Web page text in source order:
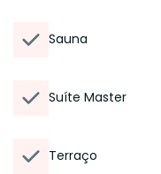
Sauna
Suíte Master
Terraço